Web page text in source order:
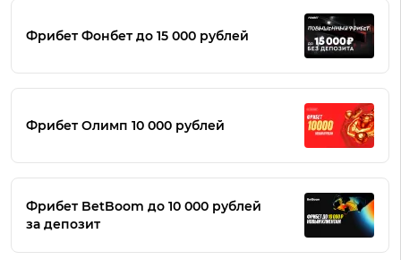
Фрибет Фонбет до 15 000 рублей
Фрибет Олимп 10 000 рублей
Фрибет BetBoom до 10 000 рублей
за депозит